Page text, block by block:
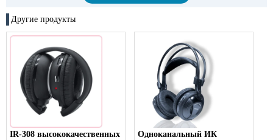
Другие продукты
IR-308 высококачественных
Одноканальный ИК